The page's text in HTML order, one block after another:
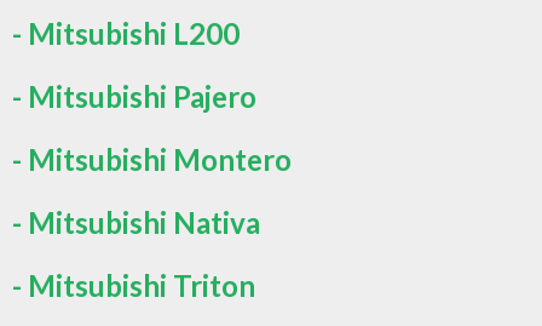
- Mitsubishi L200
- Mitsubishi Pajero
- Mitsubishi Montero
- Mitsubishi Nativa
- Mitsubishi Triton